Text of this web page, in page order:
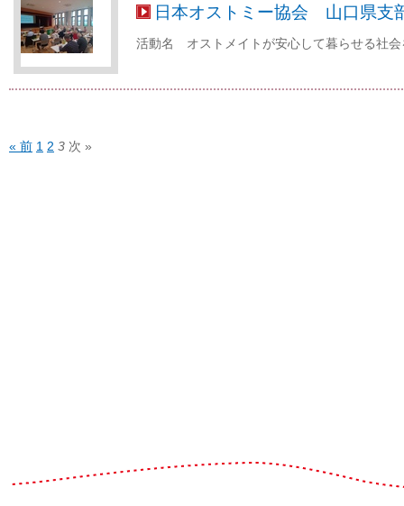
日本オストミー協会 山口県支
活動名 オストメイトが安心して暮らせる社会
« 前 1 2 3 次 »